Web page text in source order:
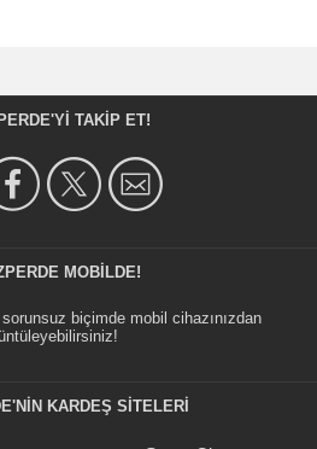
TAKIP ET!
MOBILDE!
biçimde mobil cihazınızdan
KARDEŞ SİTELERİ